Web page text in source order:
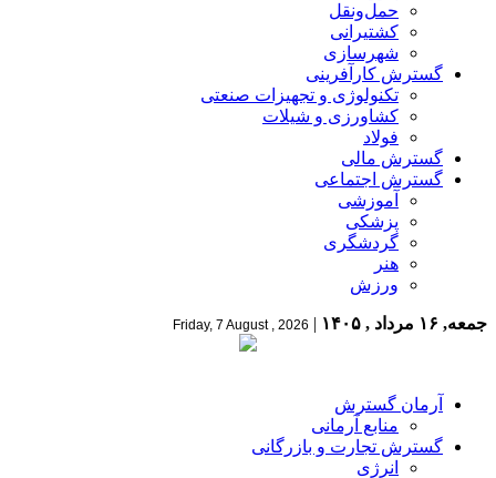
حمل‌و‌نقل
کشتیرانی
شهرسازی
گسترش کارآفرینی
تکنولوژی و تجهیزات صنعتی
کشاورزی و شیلات
فولاد
گسترش مالی
گسترش اجتماعی
آموزشی
پزشکی
گردشگری
هنر
ورزش
جمعه, ۱۶ مرداد , ۱۴۰۵ |
Friday, 7 August , 2026
آرمان گسترش
منابع آرمانی
گسترش تجارت و بازرگانی
انرژی